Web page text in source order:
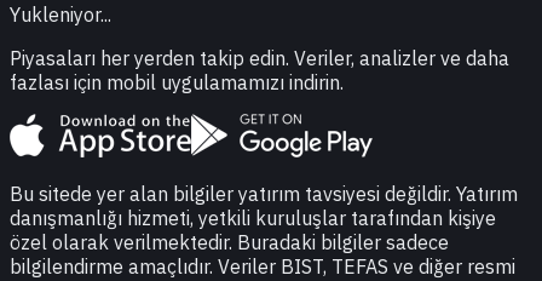
Yukleniyor...
Piyasaları her yerden takip edin. Veriler, analizler ve daha
fazlası için mobil uygulamamızı indirin.
Bu sitede yer alan bilgiler yatırım tavsiyesi değildir. Yatırım
danışmanlığı hizmeti, yetkili kuruluşlar tarafından kişiye
özel olarak verilmektedir. Buradaki bilgiler sadece
bilgilendirme amaçlıdır. Veriler BIST, TEFAS ve diğer resmi